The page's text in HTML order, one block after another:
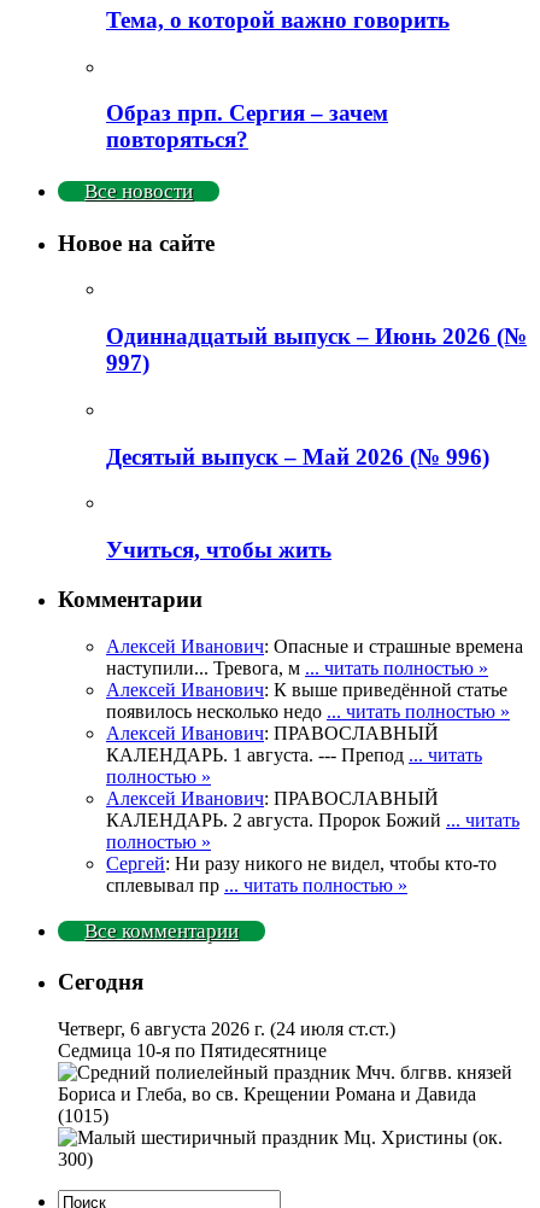
Тема, о которой важно говорить
Образ прп. Сергия – зачем
повторяться?
Все новости
Новое на сайте
Одиннадцатый выпуск – Июнь 2026 (№
997)
Деcятый выпуск – Май 2026 (№ 996)
Учиться, чтобы жить
Комментарии
Алексей Иванович: Опасные и страшные времена
наступили... Тревога, м ... читать полностью »
Алексей Иванович: К выше приведённой статье
появилось несколько недо ... читать полностью »
Алексей Иванович: ПРАВОСЛАВНЫЙ
КАЛЕНДАРЬ. 1 августа. --- Препод ... читать
полностью »
Алексей Иванович: ПРАВОСЛАВНЫЙ
КАЛЕНДАРЬ. 2 августа. Пророк Божий ... читать
полностью »
Сергей: Ни разу никого не видел, чтобы кто-то
сплевывал пр ... читать полностью »
Все комментарии
Сегодня
Четверг, 6 августа 2026 г. (24 июля ст.ст.)
Седмица 10-я по Пятидесятнице
Мчч. блгвв. князей
Бориса и Глеба, во св. Крещении Романа и Давида
(1015)
Мц. Христины (ок.
300)